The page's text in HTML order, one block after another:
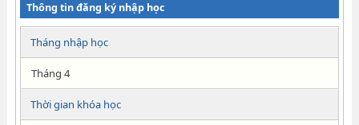
Thông tin đăng ký nhập học
Tháng nhập học
Tháng 4
Thời gian khóa học